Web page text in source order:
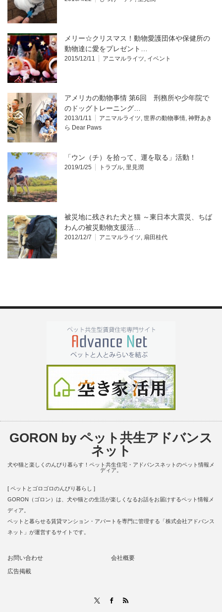
メリー☆クリスマス！動物愛護団体や保健所の
動物達に愛をプレゼント…
2015/12/11 アニマルライツ イベント
アメリカの動物事情 第6回 刑務所や少年院で
のドッグトレーニング…
2013/1/11 アニマルライツ 世界の動物事情 神野あき
ら Dear Paws
「ウン（チ）を拾って、運を取る」活動！
2019/1/25 トラブル 里見潤
被災地に残された犬と猫 ～東日本大震災、ちば
わんの被災動物支援活…
2012/12/7 アニマルライツ 扇田桂代
GORON by ペット共生アドバンス
ネット
犬や猫と楽しくのんびり暮らす！ペット共生住宅・アドバンスネットのペット情報メ
ディア。
[ ペットとゴロゴロのんびり暮らし ]
GORON（ゴロン）は、犬や猫との生活が楽しくなるお話をお届けするペット情報メ
ディア。
ペットと暮らせる賃貸マンション・アパートを専門に管理する「株式会社アドバンス
ネット」が運営するサイトです。
お問い合わせ
会社概要
広告掲載
Facebook